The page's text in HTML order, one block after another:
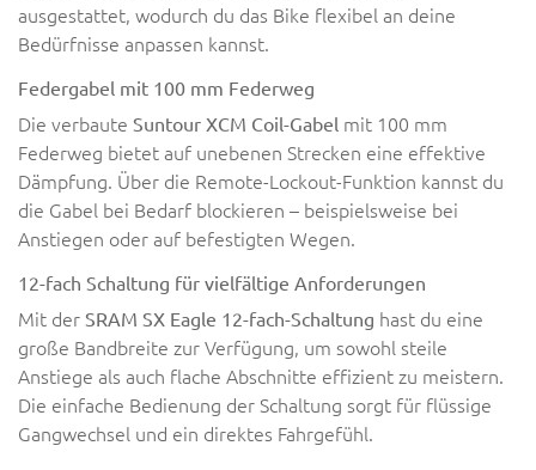
ausgestattet, wodurch du das Bike flexibel an deine
Bedürfnisse anpassen kannst.
Federgabel mit 100 mm Federweg
Die verbaute Suntour XCM Coil-Gabel mit 100 mm
Federweg bietet auf unebenen Strecken eine effektive
Dämpfung. Über die Remote-Lockout-Funktion kannst du
die Gabel bei Bedarf blockieren – beispielsweise bei
Anstiegen oder auf befestigten Wegen.
12-fach Schaltung für vielfältige Anforderungen
Mit der SRAM SX Eagle 12-fach-Schaltung hast du eine
große Bandbreite zur Verfügung, um sowohl steile
Anstiege als auch flache Abschnitte effizient zu meistern.
Die einfache Bedienung der Schaltung sorgt für flüssige
Gangwechsel und ein direktes Fahrgefühl.